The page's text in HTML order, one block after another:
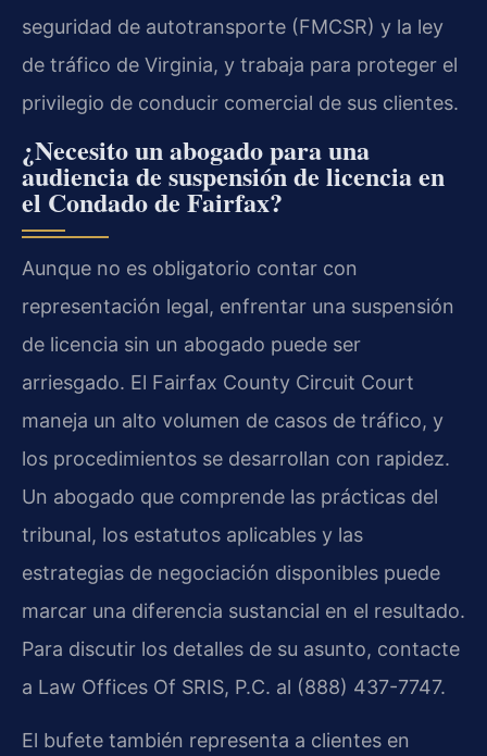
seguridad de autotransporte (FMCSR) y la ley
de tráfico de Virginia, y trabaja para proteger el
privilegio de conducir comercial de sus clientes.
¿Necesito un abogado para una
audiencia de suspensión de licencia en
el Condado de Fairfax?
Aunque no es obligatorio contar con
representación legal, enfrentar una suspensión
de licencia sin un abogado puede ser
arriesgado. El Fairfax County Circuit Court
maneja un alto volumen de casos de tráfico, y
los procedimientos se desarrollan con rapidez.
Un abogado que comprende las prácticas del
tribunal, los estatutos aplicables y las
estrategias de negociación disponibles puede
marcar una diferencia sustancial en el resultado.
Para discutir los detalles de su asunto, contacte
a Law Offices Of SRIS, P.C. al (888) 437-7747.
El bufete también representa a clientes en